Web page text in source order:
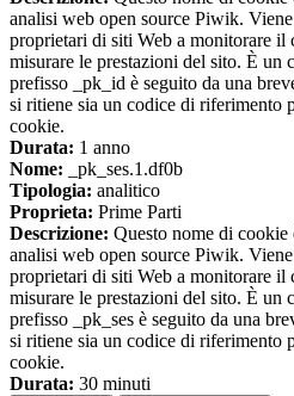
analisi web open source Piwik.
proprietari di siti Web a monitorare il
misurare le prestazioni del sito. È
prefisso _pk_id è seguito da una
si ritiene sia un codice di riferimento
cookie.
Durata: 1 anno
Nome: _pk_ses.1.df0b
Tipologia: analitico
Proprieta: Prime Parti
Descrizione: Questo nome di cookie
analisi web open source Piwik.
proprietari di siti Web a monitorare il
misurare le prestazioni del sito. È
prefisso _pk_ses è seguito da una
si ritiene sia un codice di riferimento
cookie.
Durata: 30 minuti